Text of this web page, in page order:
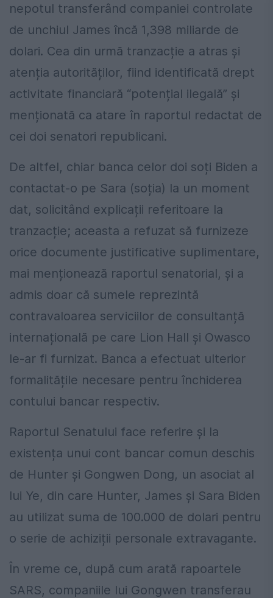
nepotul transferând companiei controlate
de unchiul James încă 1,398 miliarde de
dolari. Cea din urmă tranzacție a atras și
atenția autorităților, fiind identificată drept
activitate financiară “potențial ilegală” și
menționată ca atare în raportul redactat de
cei doi senatori republicani.
De altfel, chiar banca celor doi soți Biden a
contactat-o pe Sara (soția) la un moment
dat, solicitând explicații referitoare la
tranzacție; aceasta a refuzat să furnizeze
orice documente justificative suplimentare,
mai menționează raportul senatorial, și a
admis doar că sumele reprezintă
contravaloarea serviciilor de consultanță
internațională pe care Lion Hall și Owasco
le-ar fi furnizat. Banca a efectuat ulterior
formalitățile necesare pentru închiderea
contului bancar respectiv.
Raportul Senatului face referire și la
existența unui cont bancar comun deschis
de Hunter și Gongwen Dong, un asociat al
lui Ye, din care Hunter, James și Sara Biden
au utilizat suma de 100.000 de dolari pentru
o serie de achiziții personale extravagante.
În vreme ce, după cum arată rapoartele
SARS, companiile lui Gongwen transferau